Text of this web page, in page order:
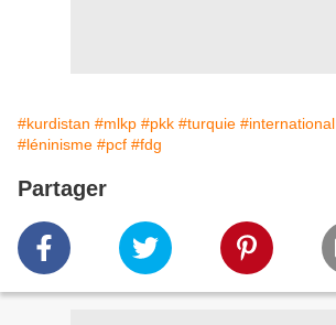
#kurdistan #mlkp #pkk #turquie #international
#léninisme #pcf #fdg
Partager